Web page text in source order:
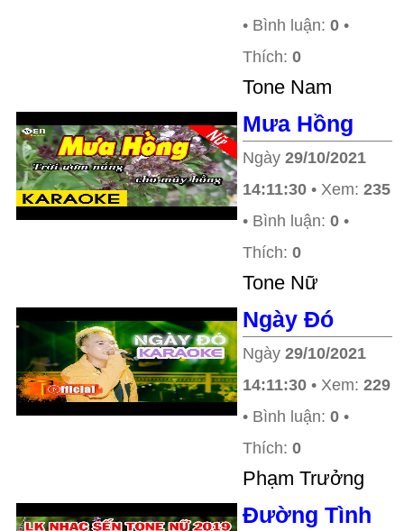
• Bình luận: 0 •
Thích: 0
Tone Nam
Mưa Hồng
Ngày 29/10/2021
14:11:30 • Xem: 235
• Bình luận: 0 •
Thích: 0
Tone Nữ
Ngày Đó
Ngày 29/10/2021
14:11:30 • Xem: 229
• Bình luận: 0 •
Thích: 0
Phạm Trưởng
Đường Tình